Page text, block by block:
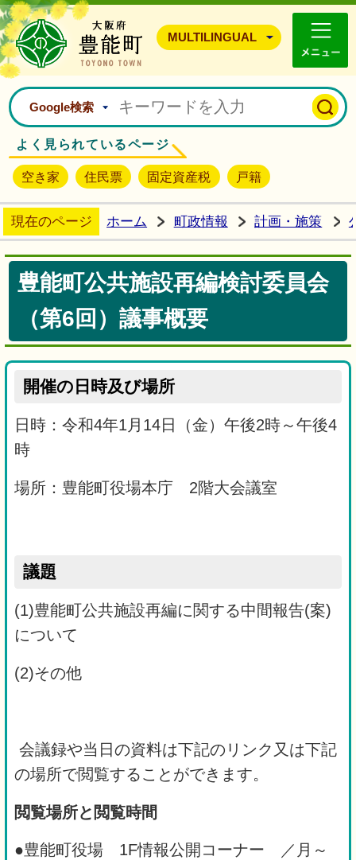
豊能町ホームページ
MULTILINGUAL
Google検索
よく見られているページ
空き家 住民票 固定資産税 戸籍
現在のページ ホーム 町政情報 計画・施策
豊能町公共施設再編検討委員会
（第6回）議事概要
開催の日時及び場所
日時：令和4年1月14日（金）午後2時～午後4
時
場所：豊能町役場本庁 2階大会議室
議題
(1)豊能町公共施設再編に関する中間報告(案)
について
(2)その他
会議録や当日の資料は下記のリンク又は下記
の場所で閲覧することができます。
閲覧場所と閲覧時間
●豊能町役場 1F情報公開コーナー ／月～